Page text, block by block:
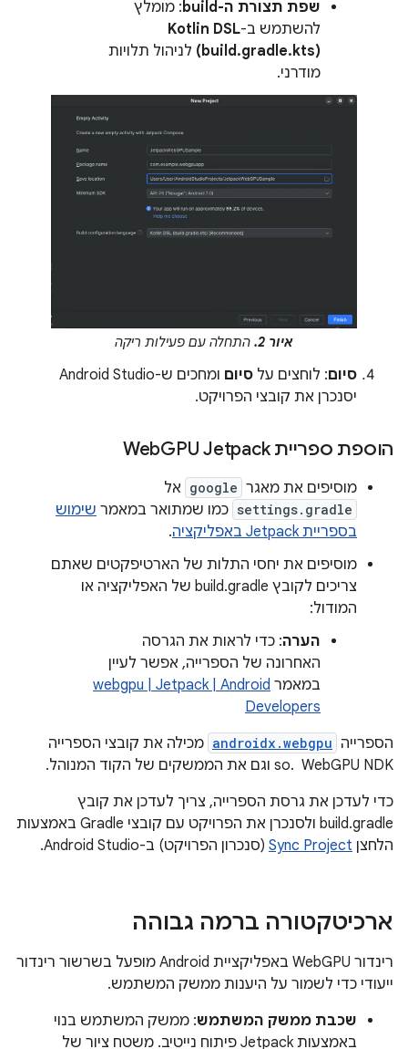
שפת תצורת ה-build
: מומלץ
להשתמש ב-
(build.gradle.kts)
לניהול תלויות
מודרני.
איור 2. התחלה עם פעילות ריקה
סיום: לוחצים על סיום
ומחכים ש-Android Studio
יסנכרן את קובצי הפרויקט.
הוספת ספריית WebGPU Jetpack
מוסיפים את מאגר google אל
settings.gradle כמו שמתואר במאמר שימוש
בספריית Jetpack באפליקציה
.
מוסיפים את יחסי התלות של הארטיפקטים שאתם
צריכים לקובץ build.gradle של האפליקציה או
המודול:
הערה: כדי לראות את הגרסה
האחרונה של הספרייה, אפשר לעיין
במאמר webgpu | Jetpack | Android
Developers
הספרייה androidx.webgpu מכילה את קובצי הספרייה
WebGPU NDK ‏ .so וגם את הממשקים של הקוד המנוהל.
כדי לעדכן את גרסת הספרייה, צריך לעדכן את קובץ
build.gradle ולסנכרן את הפרויקט עם קובצי Gradle באמצעות
הלחצן Sync Project (סנכרון הפרויקט) ב-Android Studio.
ארכיטקטורה ברמה גבוהה
רינדור WebGPU באפליקציית Android מופעל בשרשור רינדור
ייעודי כדי לשמור על היענות ממשק המשתמש.
שכבת ממשק המשתמש: ממשק המשתמש בנוי
באמצעות Jetpack פיתוח נייטיב. משטח ציור של